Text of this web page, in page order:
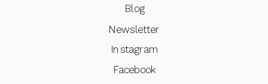
Blog
Newsletter
Instagram
Facebook